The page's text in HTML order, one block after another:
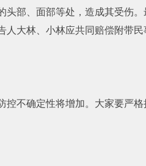
头部、面部等处，造成其受伤。
人大林、小林应共同赔偿附带民
控不确定性将增加。大家要严